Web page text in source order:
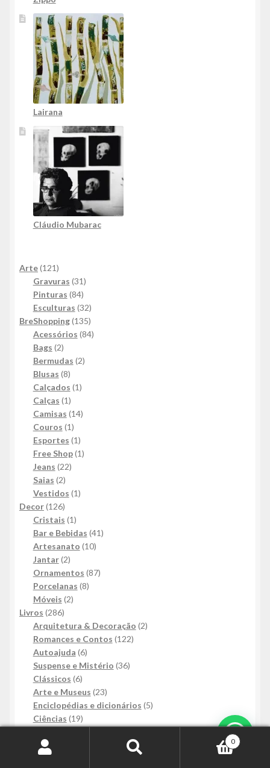
Lairana
Cláudio Mubarac
Arte 121121
produtos
Gravuras 3131
produtos
Pinturas 8484
produtos
Esculturas 3232
produtos
BreShopping 135135
produtos
Acessórios 8484
Bags 22
produtos
Bermudas 22
Blusas 88
produtos
Calçados 11
Calças 11
produto
Camisas 1414
Couros 11
produto
Esportes 11
produto
Free Shop 11
Jeans 2222
Saias 22
produtos
Vestidos 11
Decor 126126
produtos
Cristais 11
produto
Bar e Bebidas 4141
Artesanato 1010
Jantar 22
produtos
Ornamentos 8787
Porcelanas 88
Móveis 22
Livros 286286
produtos
Arquitetura & Decoração 22
Romances e Contos 122122
Autoajuda 66
produtos
Suspense e Mistério 3636
Clássicos 66
produtos
Arte e Museus 2323
produtos
Enciclopédias e dicionários 55
Ciências 1919
Religião e Espiritualidade
Formação
Pesquisar
Pesquisar
0